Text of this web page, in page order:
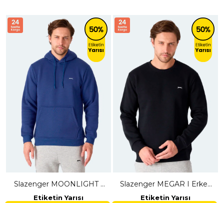
Slazenger MOONLIGHT I
Erkek Kapüşonlu Lacivert
Etiketin Yarısı
Slazenger MEGAR I Erkek
Siyah Sweatshırt
Etiketin Yarısı